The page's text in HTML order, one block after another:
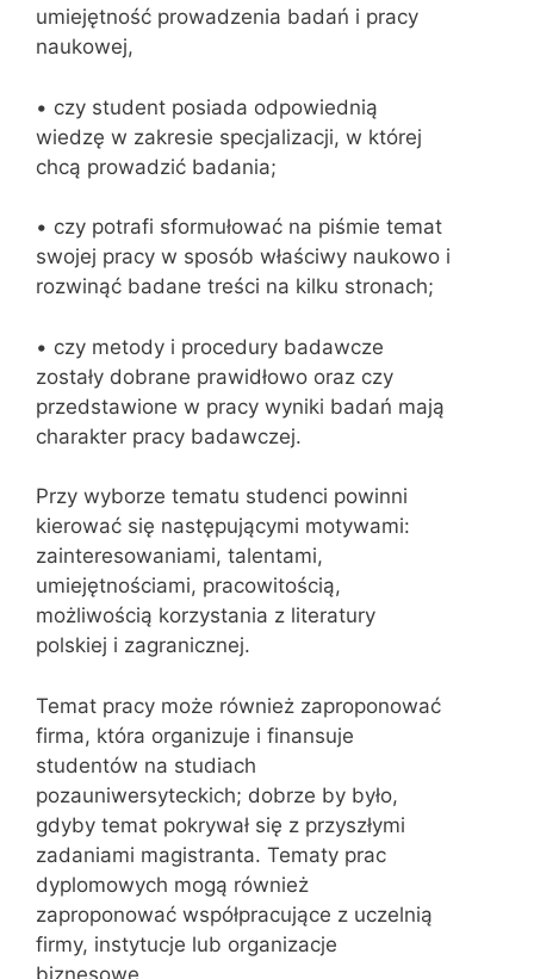
umiejętność prowadzenia badań i pracy
naukowej,
• czy student posiada odpowiednią
wiedzę w zakresie specjalizacji, w której
chcą prowadzić badania;
• czy potrafi sformułować na piśmie temat
swojej pracy w sposób właściwy naukowo i
rozwinąć badane treści na kilku stronach;
• czy metody i procedury badawcze
zostały dobrane prawidłowo oraz czy
przedstawione w pracy wyniki badań mają
charakter pracy badawczej.
Przy wyborze tematu studenci powinni
kierować się następującymi motywami:
zainteresowaniami, talentami,
umiejętnościami, pracowitością,
możliwością korzystania z literatury
polskiej i zagranicznej.
Temat pracy może również zaproponować
firma, która organizuje i finansuje
studentów na studiach
pozauniwersyteckich; dobrze by było,
gdyby temat pokrywał się z przyszłymi
zadaniami magistranta. Tematy prac
dyplomowych mogą również
zaproponować współpracujące z uczelnią
firmy, instytucje lub organizacje
biznesowe.